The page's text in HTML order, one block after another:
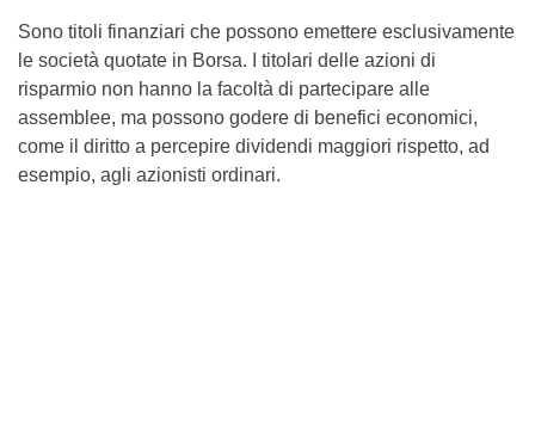
Sono titoli finanziari che possono emettere esclusivamente
le società quotate in Borsa. I titolari delle azioni di
risparmio non hanno la facoltà di partecipare alle
assemblee, ma possono godere di benefici economici,
come il diritto a percepire dividendi maggiori rispetto, ad
esempio, agli azionisti ordinari.